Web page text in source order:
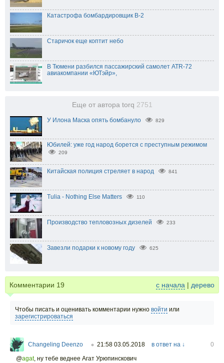
Катастрофа бомбардировщик B-2
Старичок еще коптит небо
В Тюмени разбился пассажирский самолет ATR-72
авиакомпании «ЮТэйр»,
Еще от автора torq 2751
У Илона Маска опять бомбануло 829
Юбилей: уже год народ борется с преступным режимом
209
Китайская полиция стреляет в народ 841
Tulia - Nothing Else Matters 110
Производство тепловозных дизелей 233
Завезли подарки к новому году 625
Комментарии 19 с начала | дерево
Чтобы писать и оценивать комментарии нужно войти или
зарегистрироваться
Changeling Deenzo ○ 21:58 03.05.2018 в ответ на ↓
0
@agat, ну тебе веднее Агат Урюпинскович